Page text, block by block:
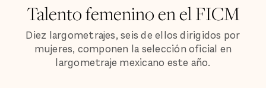
Talento femenino en el FICM
Diez largometrajes, seis de ellos dirigidos por
mujeres, componen la selección oficial en
largometraje mexicano este año.